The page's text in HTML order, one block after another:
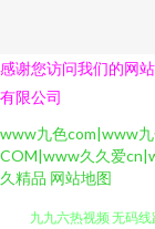
感谢您访问我们的网
有限公司
www九色com|www
COM|www久久爱
久精品 网站地图